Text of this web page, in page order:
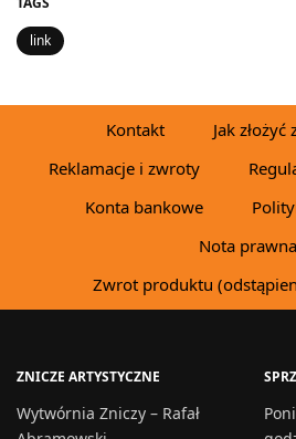
link
Kontakt
Jak
Reklamacje i zwroty
Konta bankowe
Nota prawna
Zwrot produktu
ZNICZE ARTYSTYCZNE
Wytwórnia Zniczy – Rafał